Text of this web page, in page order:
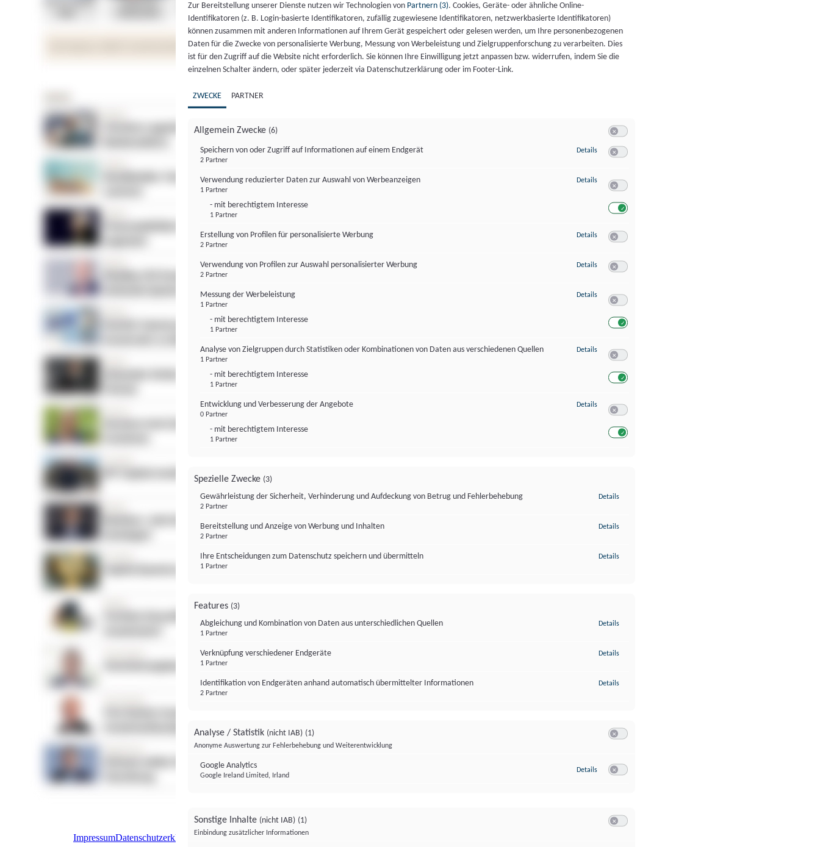
ImpressumDatenschutzerklärungDatenschutzeinstellungen
Zur Bereitstellung unserer Dienste nutzen wir Technologien von Partnern (3). Cookies, Geräte- oder ähnliche Online-
Identifikatoren (z. B. Login-basierte Identifikatoren, zufällig zugewiesene Identifikatoren, netzwerkbasierte Identifikatoren)
können zusammen mit anderen Informationen auf Ihrem Gerät gespeichert oder gelesen werden, um Ihre personenbezogenen
Daten für die Zwecke von personalisierte Werbung, Messung von Werbeleistung und Zielgruppenforschung zu verarbeiten. Dies
ist für den Zugriff auf die Website nicht erforderlich. Sie können Ihre Einwilligung jetzt anpassen bzw. widerrufen, indem Sie die
einzelnen Schalter ändern, oder später jederzeit via Datenschutzerklärung oder im Footer-Link.
ZWECKE PARTNER
Allgemein Zwecke (6)
Speichern von oder Zugriff auf Informationen auf einem Endgerät
2 Partner
Details zu Speichern von oder Zugriff auf Informationen auf einem Endgerät
Verwendung reduzierter Daten zur Auswahl von Werbeanzeigen
1 Partner
- mit berechtigtem Interesse
1 Partner
Details zu Verwendung reduzierter Daten zur Auswahl von Werbeanzeigen
Erstellung von Profilen für personalisierte Werbung
2 Partner
Details zu Erstellung von Profilen für personalisierte Werbung
Verwendung von Profilen zur Auswahl personalisierter Werbung
2 Partner
Details zu Verwendung von Profilen zur Auswahl personalisierter Werbung
Messung der Werbeleistung
1 Partner
- mit berechtigtem Interesse
1 Partner
Details zu Messung der Werbeleistung
Analyse von Zielgruppen durch Statistiken oder Kombinationen von Daten aus verschiedenen Quellen
1 Partner
- mit berechtigtem Interesse
1 Partner
Details zu Analyse von Zielgruppen durch Statistiken oder Kombinationen von
Entwicklung und Verbesserung der Angebote
0 Partner
- mit berechtigtem Interesse
1 Partner
Details zu Entwicklung und Verbesserung der Angebote
Spezielle Zwecke (3)
Gewährleistung der Sicherheit, Verhinderung und Aufdeckung von Betrug und Fehlerbehebung
2 Partner
Details
Bereitstellung und Anzeige von Werbung und Inhalten
2 Partner
Details
Ihre Entscheidungen zum Datenschutz speichern und übermitteln
1 Partner
Details
Features (3)
Abgleichung und Kombination von Daten aus unterschiedlichen Quellen
1 Partner
Details
Verknüpfung verschiedener Endgeräte
1 Partner
Details
Identifikation von Endgeräten anhand automatisch übermittelter Informationen
2 Partner
Details
Analyse / Statistik (nicht IAB) (1)
Anonyme Auswertung zur Fehlerbehebung und Weiterentwicklung
Google Analytics
Google Ireland Limited, Irland
Details zu Google Analytics
Sonstige Inhalte (nicht IAB) (1)
Einbindung zusätzlicher Informationen